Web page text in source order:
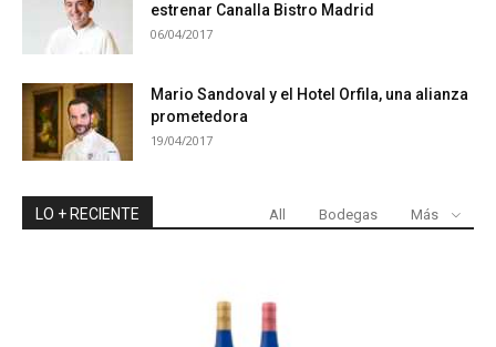
estrenar Canalla Bistro Madrid
06/04/2017
Mario Sandoval y el Hotel Orfila, una alianza
prometedora
19/04/2017
LO + RECIENTE All Bodegas Más